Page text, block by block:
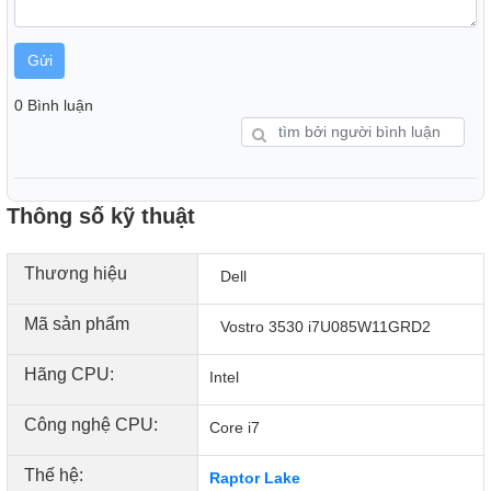
(touchpad) rộng rãi và nhạy bén, giúp bạn thực
hiện các thao tác di chuyển và cuộn dễ dàng.
Gửi
0 Bình luận
Thông số kỹ thuật
Thương hiệu Dell
Mã sản phẩm Vostro 3530 i7U085W11GRD2
Hãng CPU: Intel
Công nghệ CPU: Core i7
Thế hệ: Raptor Lake